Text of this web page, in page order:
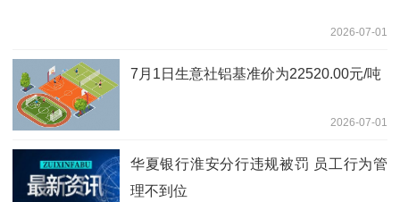
2026-07-01
7月1日生意社铝基准价为22520.00元/吨
2026-07-01
华夏银行淮安分行违规被罚 员工行为管
理不到位